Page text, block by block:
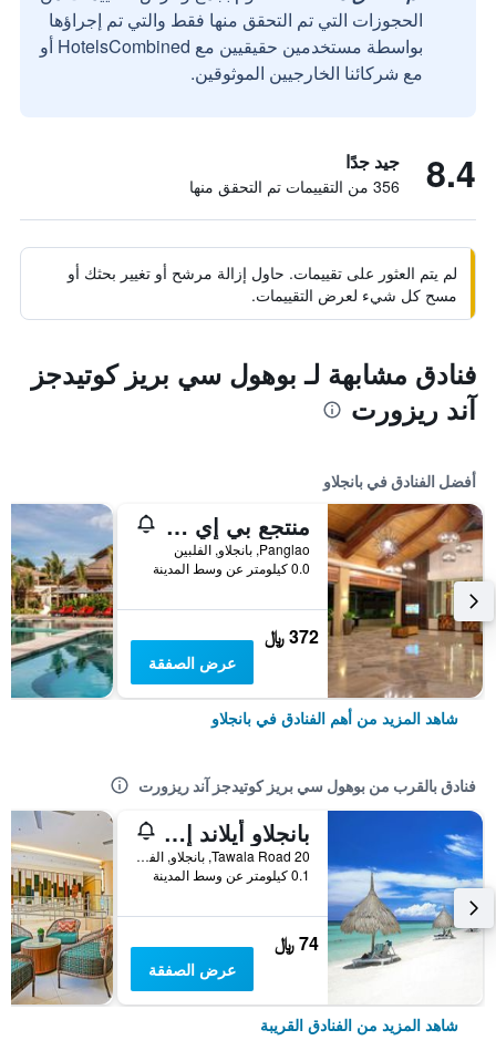
الحجوزات التي تم التحقق منها فقط والتي تم إجراؤها
بواسطة مستخدمين حقيقيين مع HotelsCombined أو
مع شركائنا الخارجيين الموثوقين.
8.4 جيد جدًا
356 من التقييمات تم التحقق منها
لم يتم العثور على تقييمات. حاول إزالة مرشح أو تغيير بحثك أو
مسح كل شيء لعرض التقييمات.
فنادق مشابهة لـ بوهول سي بريز كوتيدجز
آند ريزورت
أفضل الفنادق في بانجلاو
منتجع بي إي غراند، بوهول
Panglao, بانجلاو, الفلبين
0.0 كيلومتر عن وسط المدينة
372 ﷼
عرض الصفقة
شاهد المزيد من أهم الفنادق في بانجلاو
فنادق بالقرب من بوهول سي بريز كوتيدجز آند ريزورت
بانجلاو أيلاند إن - هوستل
20 Tawala Road, بانجلاو, الفلبين
0.1 كيلومتر عن وسط المدينة
74 ﷼
عرض الصفقة
شاهد المزيد من الفنادق القريبة